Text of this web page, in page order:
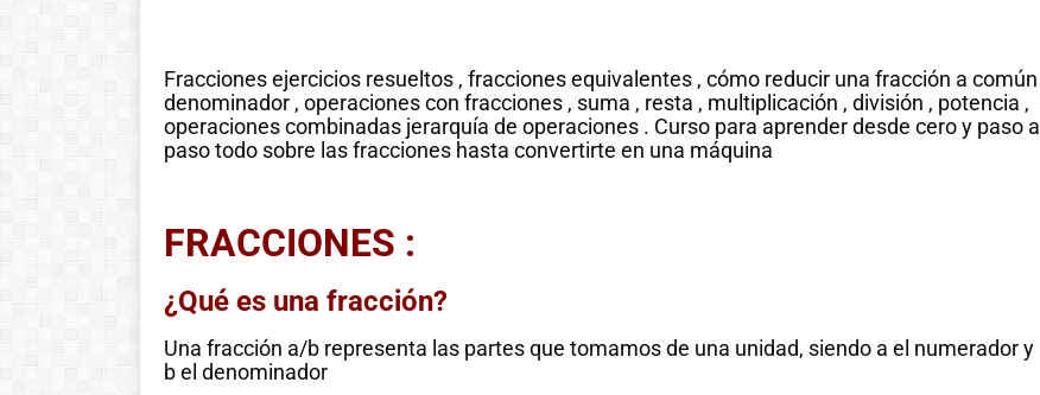
Fracciones ejercicios resueltos , fracciones equivalentes , cómo reducir una fracción a común
denominador , operaciones con fracciones , suma , resta , multiplicación , división , potencia ,
operaciones combinadas jerarquía de operaciones . Curso para aprender desde cero y paso a
paso todo sobre las fracciones hasta convertirte en una máquina
FRACCIONES :
¿Qué es una fracción?
Una fracción a/b representa las partes que tomamos de una unidad, siendo a el numerador y
b el denominador